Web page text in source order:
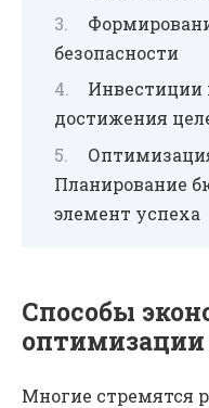
безопасности
Инвестиции
достижения
Планирование
элемент успеха
Способы
оптимизации
Многие стремятся